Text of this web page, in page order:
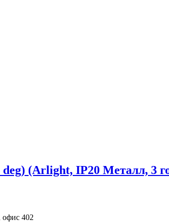
(Arlight, IP20 Металл, 3
офис 402